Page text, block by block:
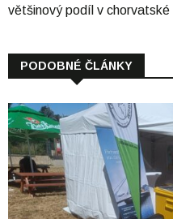
většinový podíl v
PODOBNÉ ČLÁNKY